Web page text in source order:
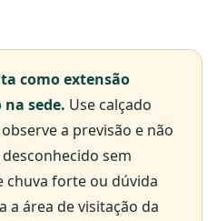
como extensão
sede. Use calçado
a previsão e não
sem
chuva forte ou dúvida
a área de visitação da